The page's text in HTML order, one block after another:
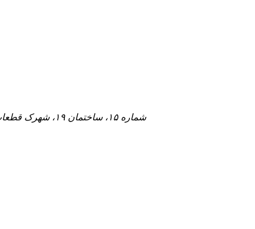
شماره ۱۵، ساختمان ۱۹، شهرک قطعات خودرو هایکسی، خیابان جینلونگ، کوانژو، فوجیان، چین ۳۶۲۰۰۰